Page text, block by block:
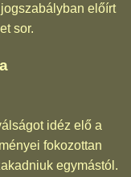
előírt
sor.
idéz elő a
fokozottan
egymástól.